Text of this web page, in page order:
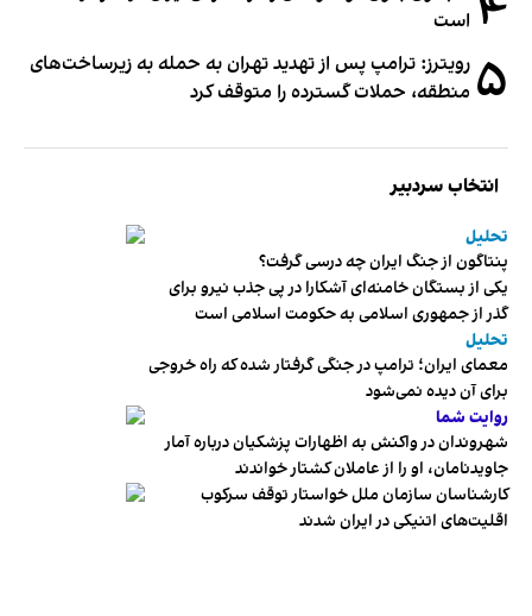
است
۵ رویترز: ترامپ پس از تهدید تهران به حمله به زیرساخت‌های
منطقه، حملات گسترده را متوقف کرد
انتخاب سردبیر
تحلیل
پنتاگون از جنگ ایران چه درسی گرفت؟
یکی از بستگان خامنه‌ای آشکارا در پی جذب نیرو برای
گذر از جمهوری اسلامی به حکومت اسلامی است
تحلیل
معمای ایران؛ ترامپ در جنگی گرفتار شده که راه خروجی
برای آن دیده نمی‌شود
روایت شما
شهروندان در واکنش به اظهارات پزشکیان درباره آمار
جاویدنامان، او را از عاملان کشتار خواندند
کارشناسان سازمان ملل خواستار توقف سرکوب
اقلیت‌های اتنیکی در ایران شدند